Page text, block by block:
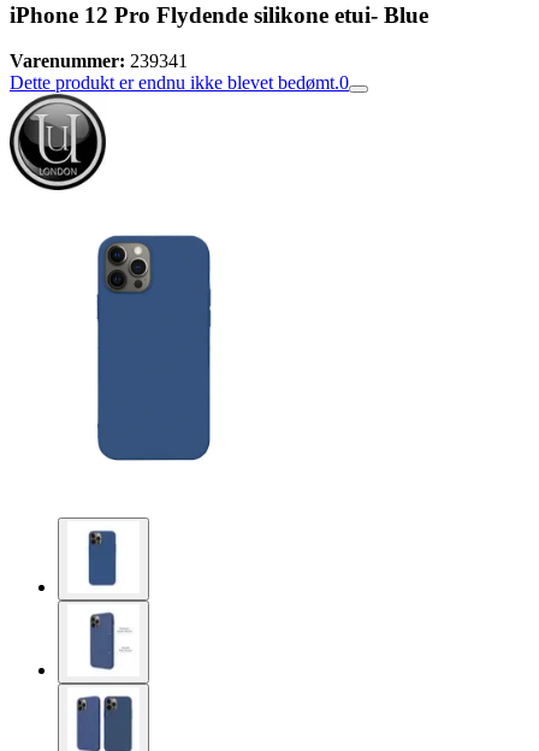
iPhone 12 Pro Flydende silikone etui- Blue
Varenummer: 239341
Dette produkt er endnu ikke blevet bedømt.0